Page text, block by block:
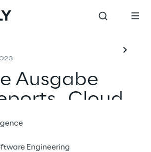
Engineering
Ausgabe
„Cloud
bietet